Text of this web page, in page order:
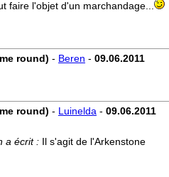
faire l'objet d'un marchandage...
round) - Beren - 09.06.2011
round) - Luinelda - 09.06.2011
a écrit :
Il s'agit de l'Arkenstone